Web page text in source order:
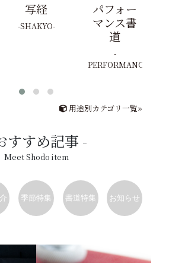
写経
SHAKYO
パフォー
マンス書
道
PERFORMANCE
用途別カテゴリ一覧»
すすめ記事
Meet Shodo item
季節特集 書道特集 お知らせ